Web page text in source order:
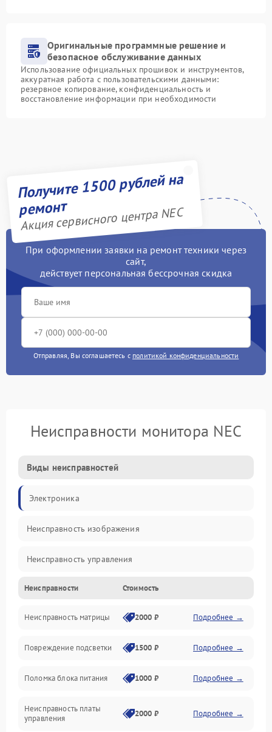
Оригинальные программные решение и
безопасное обслуживание данных
Использование официальных прошивок и инструментов,
аккуратная работа с пользовательскими данными:
резервное копирование, конфиденциальность и
восстановление информации при необходимости
Получите 1500 рублей на
ремонт
Акция сервисного центра NEC
При оформлении заявки на ремонт техники через
сайт,
действует персональная бессрочная скидка
Отправляя, Вы соглашаетесь с политикой конфиденциальности
Неисправности монитора NEC
Виды неисправностей
Электроника
Неисправность изображения
Неисправность управления
Неисправность интерфейсов
Прочие неисправности
Неисправность звука
Механические повреждения
Неисправности Стоимость
Неисправность матрицы 2000 ₽ Подробнее →
Повреждение подсветки 1500 ₽ Подробнее →
Поломка блока питания 1000 ₽ Подробнее →
Неисправность платы
управления
2000 ₽ Подробнее →